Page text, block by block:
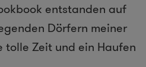
entstanden auf
Dörfern meiner
tolle Zeit und ein Haufen